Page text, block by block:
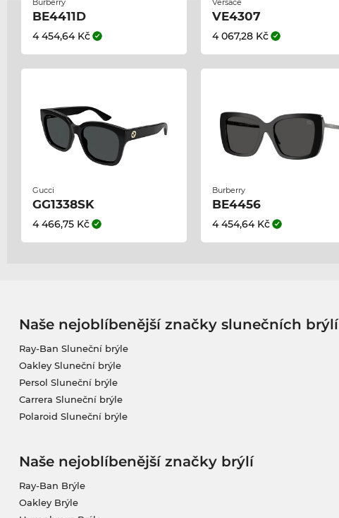
Burberry
BE4411D
4 454,64 Kč
Versace
VE4307
4 067,28 Kč
Gucci
GG1338SK
4 466,75 Kč
Burberry
BE4456
4 454,64 Kč
Naše nejoblíbenější značky slunečních brýlí
Ray-Ban Sluneční brýle
Oakley Sluneční brýle
Persol Sluneční brýle
Carrera Sluneční brýle
Polaroid Sluneční brýle
Naše nejoblíbenější značky brýlí
Ray-Ban Brýle
Oakley Brýle